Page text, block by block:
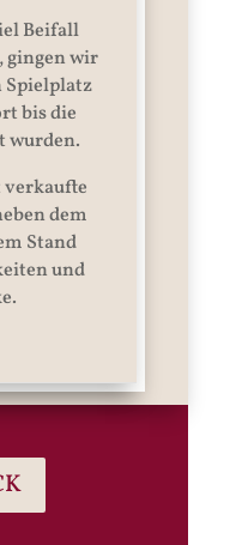
Beifall
gingen wir
Spielplatz
bis die
wurden.
dem
Stand
und